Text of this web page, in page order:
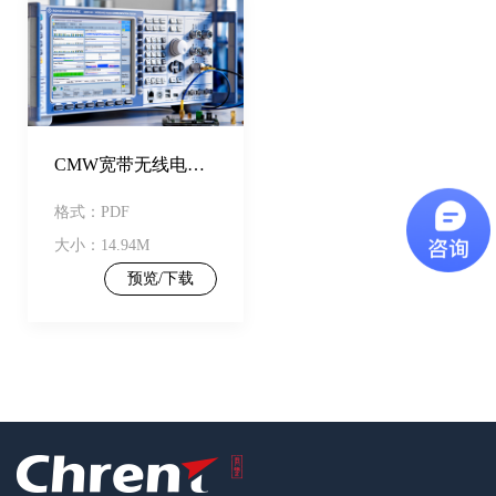
CMW宽带无线电通信测试仪
格式：PDF
大小：14.94M
预览/下载